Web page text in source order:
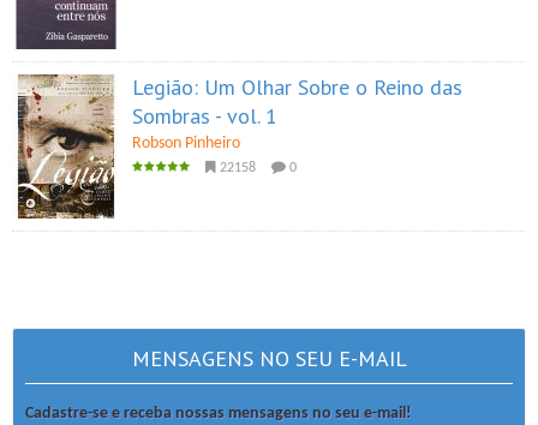
Legião: Um Olhar Sobre o Reino das
Sombras - vol. 1
Robson Pinheiro
22158 0
MENSAGENS NO SEU E-MAIL
Cadastre-se e receba nossas mensagens no seu e-mail!